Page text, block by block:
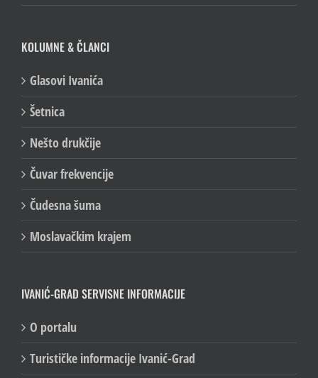
KOLUMNE & ČLANCI
Glasovi Ivanića
Šetnica
Nešto drukčije
Čuvar frekvencije
Čudesna šuma
Moslavačkim krajem
IVANIĆ-GRAD SERVISNE INFORMACIJE
O portalu
Turističke informacije Ivanić-Grad